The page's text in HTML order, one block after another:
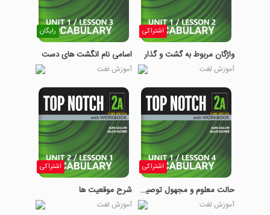
اشتراکی
واژگان مربوط به گشت و گذار
آموزش لغت
رایگان
اسامی نام انگشت های دست
آموزش لغت
اشتراکی
حالت معلوم و مجهول توصیف حالات
آموزش لغت
اشتراکی
شرح موقعیت ها
آموزش لغت